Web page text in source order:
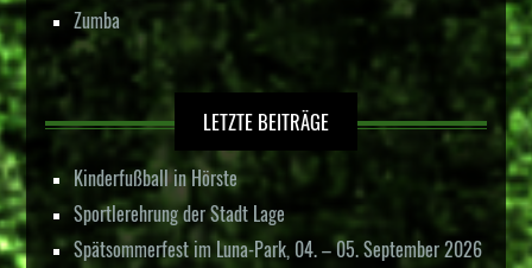
Zumba
LETZTE BEITRÄGE
Kinderfußball in Hörste
Sportlerehrung der Stadt Lage
Spätsommerfest im Luna-Park, 04. – 05. September 2026